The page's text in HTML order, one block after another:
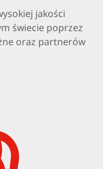
jakości
świecie poprzez
oraz partnerów